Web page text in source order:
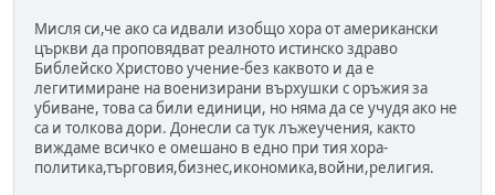
Мисля си,че ако са идвали изобщо хора от американски
църкви да проповядват реалното истинско здраво
Библейско Христово учение-без каквото и да е
легитимиране на военизирани върхушки с оръжия за
убиване, това са били единици, но няма да се учудя ако не
са и толкова дори. Донесли са тук лъжеучения, както
виждаме всичко е омешано в едно при тия хора-
политика,търговия,бизнес,икономика,войни,религия.